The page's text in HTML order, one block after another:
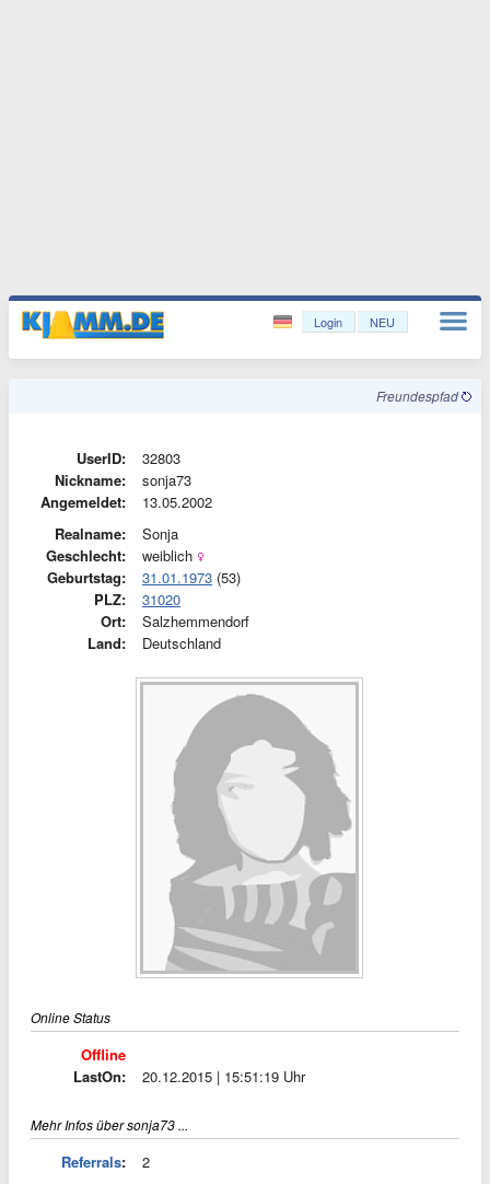
Login NEU
Freundespfad
UserID:
32803
Nickname:
sonja73
Angemeldet:
13.05.2002
Realname:
Sonja
Geschlecht:
weiblich
Geburtstag:
31.01.1973 (53)
PLZ:
31020
Ort:
Salzhemmendorf
Land:
Deutschland
Online Status
Offline
LastOn:
20.12.2015 | 15:51:19 Uhr
Mehr Infos über sonja73 ...
Referrals:
2